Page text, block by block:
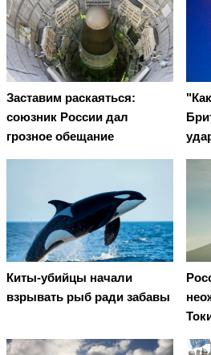
Заставим раскаяться:
союзник России дал
грозное обещание
Киты-убийцы начали
взрывать рыб ради забавы